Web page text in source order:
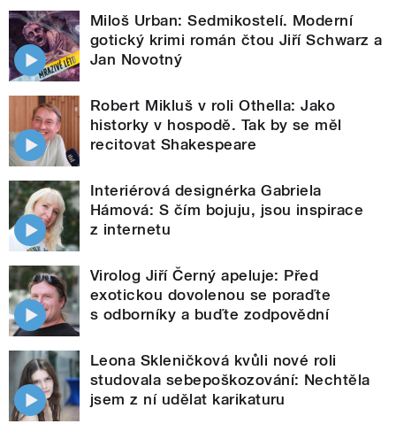
Miloš Urban: Sedmikostelí. Moderní
gotický krimi román čtou Jiří Schwarz a
Jan Novotný
Robert Mikluš v roli Othella: Jako
historky v hospodě. Tak by se měl
recitovat Shakespeare
Interiérová designérka Gabriela
Hámová: S čím bojuju, jsou inspirace
z internetu
Virolog Jiří Černý apeluje: Před
exotickou dovolenou se poraďte
s odborníky a buďte zodpovědní
Leona Skleničková kvůli nové roli
studovala sebepoškozování: Nechtěla
jsem z ní udělat karikaturu